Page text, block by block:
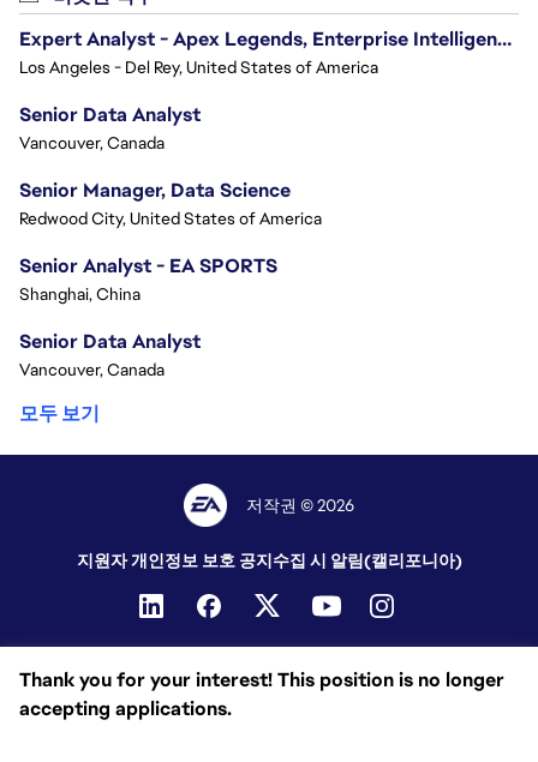
Thank you for your interest! This position is no longer
accepting applications.
Expert Analyst - Apex Legends, Enterprise Intelligence (EI)
Los Angeles - Del Rey, United States of America
Senior Data Analyst
Vancouver, Canada
Senior Manager, Data Science
Redwood City, United States of America
Senior Analyst - EA SPORTS
Shanghai, China
Senior Data Analyst
Vancouver, Canada
모두 보기
저작권 © 2026
지원자 개인정보 보호 공지수집 시 알림(캘리포니아)